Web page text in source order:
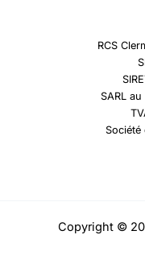
RCS
SARL
Société
Copyright ©